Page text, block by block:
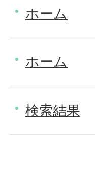
ホーム
ホーム
検索結果